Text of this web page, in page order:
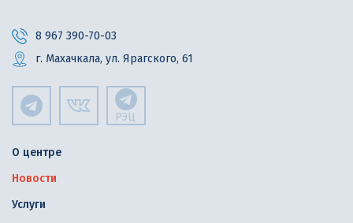
8 967 390-70-03
г. Махачкала, ул. Ярагского, 61
РЭЦ
О центре
Новости
Услуги